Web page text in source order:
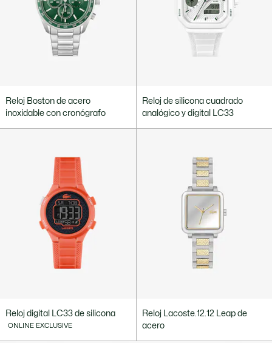
Reloj Boston de acero
inoxidable con cronógrafo
Reloj de silicona cuadrado
analógico y digital LC33
Reloj digital LC33 de silicona
ONLINE EXCLUSIVE
Reloj Lacoste.12.12 Leap de
acero